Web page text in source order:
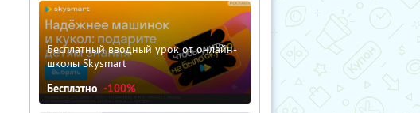
Бесплатный вводный урок от онлайн-
школы Skysmart
Бесплатно -100%